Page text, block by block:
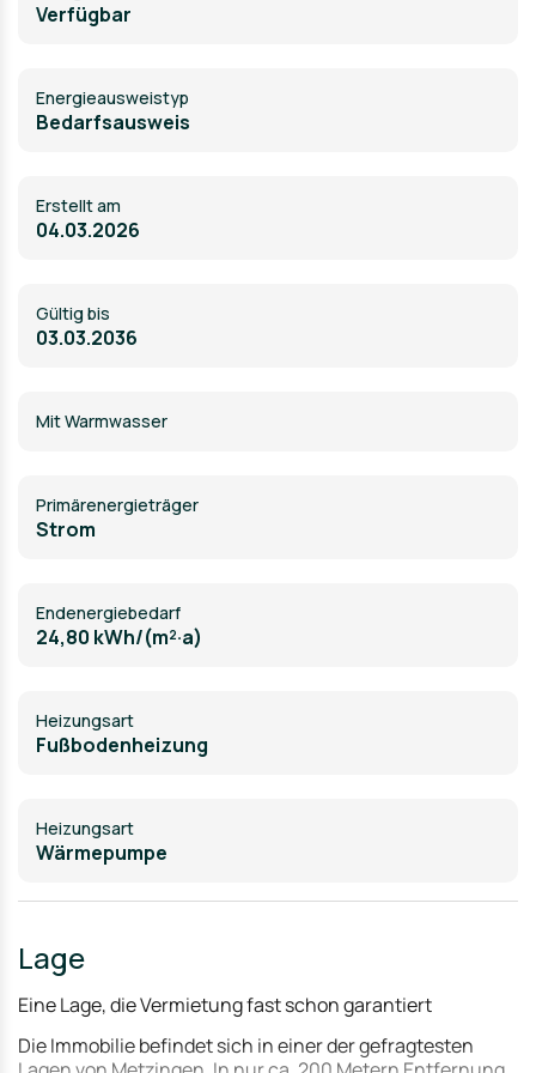
Verfügbar
Energie­ausweistyp
Bedarfsausweis
Erstellt am
04.03.2026
Gültig bis
03.03.2036
Mit Warmwasser
Primärenergieträger
Strom
Endenergiebedarf
24,80 kWh/(m²·a)
Heizungsart
Fußbodenheizung
Heizungsart
Wärmepumpe
Lage
Eine Lage, die Vermietung fast schon garantiert
Die Immobilie befindet sich in einer der gefragtesten